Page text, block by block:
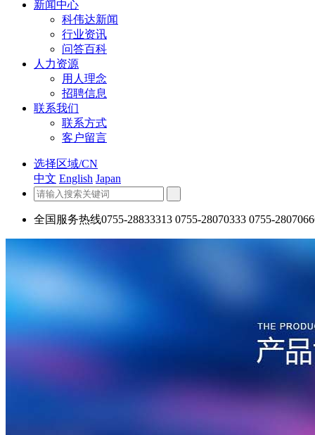
新闻中心
科伟达新闻
行业资讯
问答百科
人力资源
用人理念
招聘信息
联系我们
联系方式
客户留言
选择区域/CN
中文 English Japan
全国服务热线0755-28833313 0755-28070333 0755-